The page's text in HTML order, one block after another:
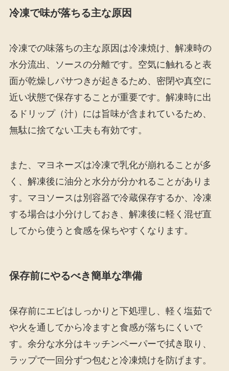
冷凍で味が落ちる主な原因
冷凍での味落ちの主な原因は冷凍焼け、解凍時の
水分流出、ソースの分離です。空気に触れると表
面が乾燥しパサつきが起きるため、密閉や真空に
近い状態で保存することが重要です。解凍時に出
るドリップ（汁）には旨味が含まれているため、
無駄に捨てない工夫も有効です。
また、マヨネーズは冷凍で乳化が崩れることが多
く、解凍後に油分と水分が分かれることがありま
す。マヨソースは別容器で冷蔵保存するか、冷凍
する場合は小分けしておき、解凍後に軽く混ぜ直
してから使うと食感を保ちやすくなります。
保存前にやるべき簡単な準備
保存前にエビはしっかりと下処理し、軽く塩茹で
や火を通してから冷ますと食感が落ちにくいで
す。余分な水分はキッチンペーパーで拭き取り、
ラップで一回分ずつ包むと冷凍焼けを防げます。